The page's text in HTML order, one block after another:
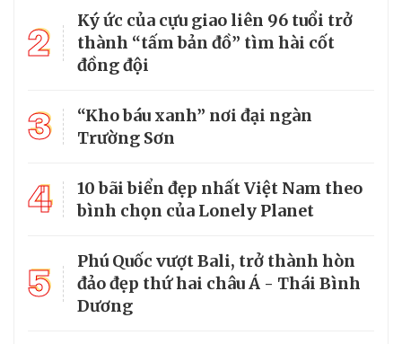
2
Ký ức của cựu giao liên 96 tuổi trở
thành “tấm bản đồ” tìm hài cốt
đồng đội
3
“Kho báu xanh” nơi đại ngàn
Trường Sơn
4
10 bãi biển đẹp nhất Việt Nam theo
bình chọn của Lonely Planet
5
Phú Quốc vượt Bali, trở thành hòn
đảo đẹp thứ hai châu Á - Thái Bình
Dương